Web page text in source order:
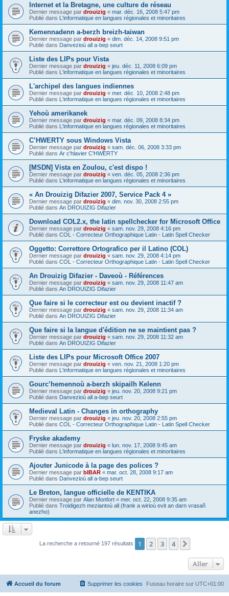
Internet et la Bretagne, une culture de réseau
Dernier message par drouizig « mar. déc. 16, 2008 5:47 pm
Publié dans L'informatique en langues régionales et minoritaires
Kemennadenn a-berzh breizh-taiwan
Dernier message par drouizig « dim. déc. 14, 2008 9:51 pm
Publié dans Danvezioù all a-bep seurt
Liste des LIPs pour Vista
Dernier message par drouizig « jeu. déc. 11, 2008 6:09 pm
Publié dans L'informatique en langues régionales et minoritaires
L'archipel des langues indiennes
Dernier message par drouizig « mer. déc. 10, 2008 2:48 pm
Publié dans L'informatique en langues régionales et minoritaires
Yehoù amerikanek
Dernier message par drouizig « mar. déc. 09, 2008 8:34 pm
Publié dans L'informatique en langues régionales et minoritaires
C’HWERTY sous Windows Vista
Dernier message par drouizig « sam. déc. 06, 2008 3:33 pm
Publié dans Ar c'hlavier C'HWERTY
[MSDN] Vista en Zoulou, c'est dispo !
Dernier message par drouizig « ven. déc. 05, 2008 2:36 pm
Publié dans L'informatique en langues régionales et minoritaires
« An Drouizig Difazier 2007, Service Pack 4 »
Dernier message par drouizig « dim. nov. 30, 2008 2:55 pm
Publié dans An DROUIZIG Difazier
Download COL2.x, the latin spellchecker for Microsoft Office
Dernier message par drouizig « sam. nov. 29, 2008 4:16 pm
Publié dans COL - Correcteur Orthographique Latin - Latin Spell Checker
Oggetto: Correttore Ortografico per il Latino (COL)
Dernier message par drouizig « sam. nov. 29, 2008 4:14 pm
Publié dans COL - Correcteur Orthographique Latin - Latin Spell Checker
An Drouizig Difazier - Daveoù - Références
Dernier message par drouizig « sam. nov. 29, 2008 11:47 am
Publié dans An DROUIZIG Difazier
Que faire si le correcteur est ou devient inactif ?
Dernier message par drouizig « sam. nov. 29, 2008 11:34 am
Publié dans An DROUIZIG Difazier
Que faire si la langue d'édition ne se maintient pas ?
Dernier message par drouizig « sam. nov. 29, 2008 11:32 am
Publié dans An DROUIZIG Difazier
Liste des LIPs pour Microsoft Office 2007
Dernier message par drouizig « ven. nov. 21, 2008 1:20 pm
Publié dans L'informatique en langues régionales et minoritaires
Gourc’hemennoù a-berzh skipailh Kelenn
Dernier message par drouizig « jeu. nov. 20, 2008 9:21 pm
Publié dans Danvezioù all a-bep seurt
Medieval Latin - Changes in orthography
Dernier message par drouizig « jeu. nov. 20, 2008 2:55 pm
Publié dans COL - Correcteur Orthographique Latin - Latin Spell Checker
Fryske akademy
Dernier message par drouizig « lun. nov. 17, 2008 9:45 am
Publié dans L'informatique en langues régionales et minoritaires
Ajouter Junicode à la page des polices ?
Dernier message par bIBAR « mar. oct. 28, 2008 9:17 am
Publié dans Danvezioù all a-bep seurt
Le Breton, langue officielle de KENTIKA
Dernier message par Alan Monfort « mer. oct. 22, 2008 9:35 am
Publié dans Troidigezh meziantoù all (frank a wirioù evit an darn vrasañ
anezho)
La recherche a retourné 197 résultats 1 2 3 4
Aller
Accueil du forum Fuseau horaire sur UTC+01:00
Supprimer les cookies